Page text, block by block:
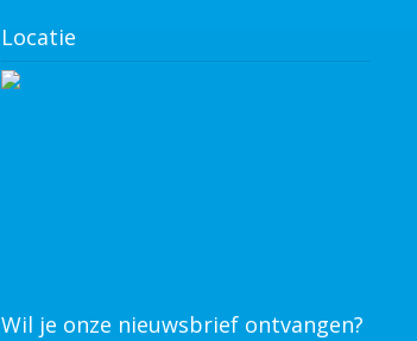
Locatie
Wil je onze nieuwsbrief ontvangen?